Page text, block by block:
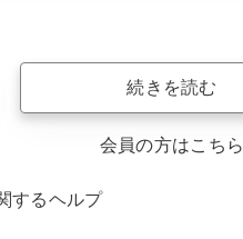
続きを読む
会員の方はこちら
するヘルプ